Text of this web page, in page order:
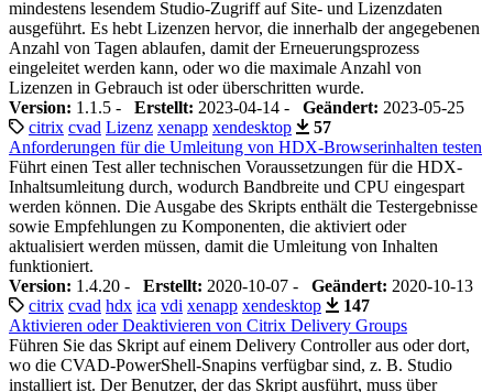
mindestens lesendem Studio-Zugriff auf Site- und Lizenzdaten
ausgeführt. Es hebt Lizenzen hervor, die innerhalb der angegebenen
Anzahl von Tagen ablaufen, damit der Erneuerungsprozess
eingeleitet werden kann, oder wo die maximale Anzahl von
Lizenzen in Gebrauch ist oder überschritten wurde.
Version: 1.1.5 - Erstellt: 2023-04-14 - Geändert: 2023-05-25
citrix cvad Lizenz xenapp xendesktop
57
Anforderungen für die Umleitung von HDX-Browserinhalten testen
Führt einen Test aller technischen Voraussetzungen für die HDX-
Inhaltsumleitung durch, wodurch Bandbreite und CPU eingespart
werden können. Die Ausgabe des Skripts enthält die Testergebnisse
sowie Empfehlungen zu Komponenten, die aktiviert oder
aktualisiert werden müssen, damit die Umleitung von Inhalten
funktioniert.
Version: 1.4.20 - Erstellt: 2020-10-07 - Geändert: 2020-10-13
citrix cvad hdx ica vdi xenapp xendesktop
147
Aktivieren oder Deaktivieren von Citrix Delivery Groups
Führen Sie das Skript auf einem Delivery Controller aus oder dort,
wo die CVAD-PowerShell-Snapins verfügbar sind, z. B. Studio
installiert ist. Der Benutzer, der das Skript ausführt, muss über